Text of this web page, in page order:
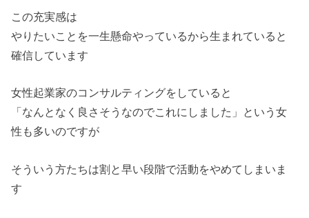
この充実感は
やりたいことを一生懸命やっているから生まれていると
確信しています
女性起業家のコンサルティングをしていると
「なんとなく良さそうなのでこれにしました」という女
性も多いのですが
そういう方たちは割と早い段階で活動をやめてしまいま
す